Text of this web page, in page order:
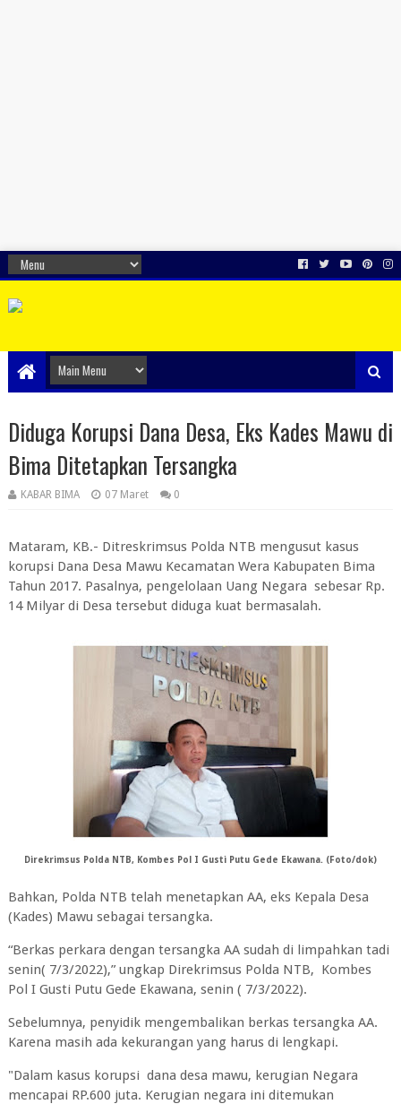
Diduga Korupsi Dana Desa, Eks Kades Mawu di
Bima Ditetapkan Tersangka
KABAR BIMA 07 Maret 0
Mataram, KB.- Ditreskrimsus Polda NTB mengusut kasus
korupsi Dana Desa Mawu Kecamatan Wera Kabupaten Bima
Tahun 2017. Pasalnya, pengelolaan Uang Negara sebesar Rp.
14 Milyar di Desa tersebut diduga kuat bermasalah.
Direkrimsus Polda NTB, Kombes Pol I Gusti Putu Gede Ekawana. (Foto/dok)
Bahkan, Polda NTB telah menetapkan AA, eks Kepala Desa
(Kades) Mawu sebagai tersangka.
“Berkas perkara dengan tersangka AA sudah di limpahkan tadi
senin( 7/3/2022),” ungkap Direkrimsus Polda NTB, Kombes
Pol I Gusti Putu Gede Ekawana, senin ( 7/3/2022).
Sebelumnya, penyidik mengembalikan berkas tersangka AA.
Karena masih ada kekurangan yang harus di lengkapi.
"Dalam kasus korupsi dana desa mawu, kerugian Negara
mencapai RP.600 juta. Kerugian negara ini ditemukan